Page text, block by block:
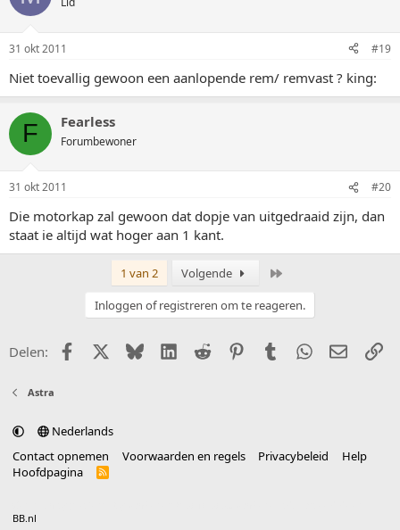
31 okt 2011 #19
Niet toevallig gewoon een aanlopende rem/ remvast ? king:
F Fearless
Forumbewoner
31 okt 2011 #20
Die motorkap zal gewoon dat dopje van uitgedraaid zijn, dan
staat ie altijd wat hoger aan 1 kant.
1 van 2 Volgende
Inloggen of registreren om te reageren.
Delen: FacebookX (Twitter)
BlueskyLinkedIn
Reddit PinterestTumblr WhatsApp
E-mail
Astra
Nederlands
Contact opnemen
Voorwaarden en regels Privacybeleid
Help
Hoofdpagina
R
BB.nl